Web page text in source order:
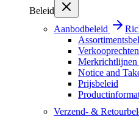
Beleid
Aanbodbeleid
Verkooprechten
Merkrichtlijnen
Notice and
Prijsbeleid
Verzend- &